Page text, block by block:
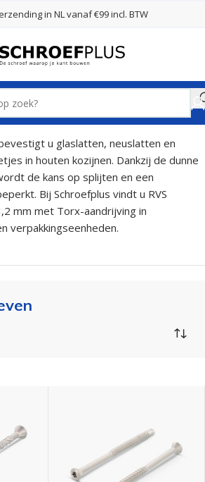
in NL vanaf €99 incl. BTW
u glaslatten, neuslatten en
in houten kozijnen. Dankzij de dunne
de kans op splijten en een
Bij Schroefplus vindt u RVS
mm met Torx-aandrijving in
verpakkingseenheden.